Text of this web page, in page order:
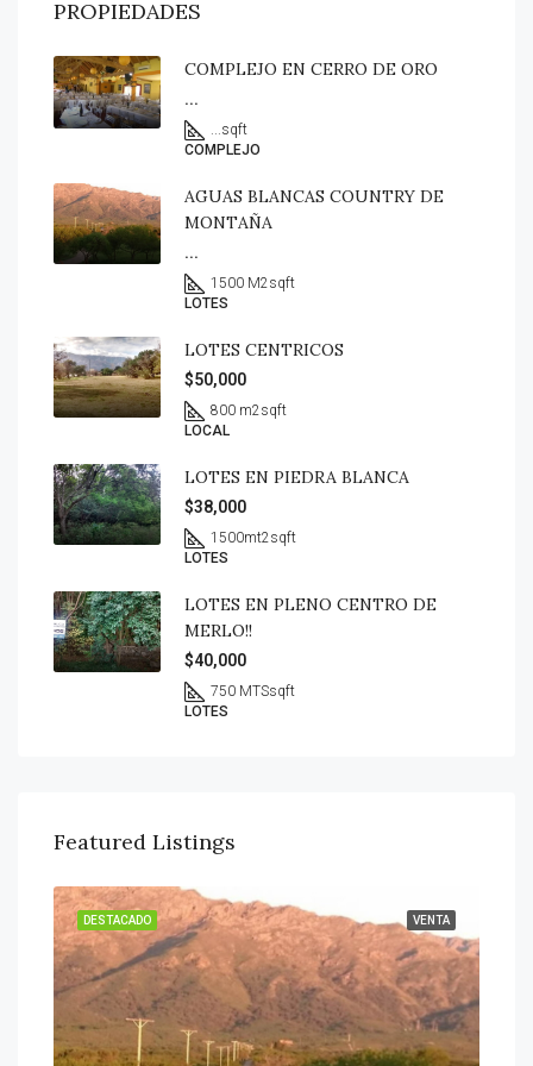
PROPIEDADES
COMPLEJO EN CERRO DE ORO
...
...sqft
COMPLEJO
AGUAS BLANCAS COUNTRY DE
MONTAÑA
...
1500 M2sqft
LOTES
LOTES CENTRICOS
$50,000
800 m2sqft
LOCAL
LOTES EN PIEDRA BLANCA
$38,000
1500mt2sqft
LOTES
LOTES EN PLENO CENTRO DE
MERLO!!
$40,000
750 MTSsqft
LOTES
Featured Listings
VENTA
DESTACADO